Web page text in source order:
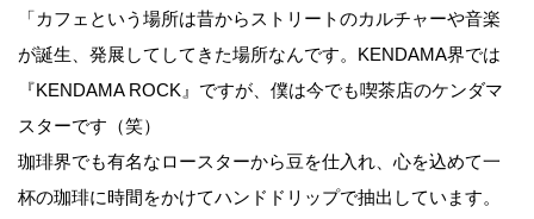
「カフェという場所は昔からストリートのカルチャーや音楽
が誕生、発展してしてきた場所なんです。KENDAMA界では
『KENDAMA ROCK』ですが、僕は今でも喫茶店のケンダマ
スターです（笑）
珈琲界でも有名なロースターから豆を仕入れ、心を込めて一
杯の珈琲に時間をかけてハンドドリップで抽出しています。